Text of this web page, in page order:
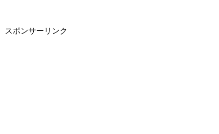
スポンサーリンク